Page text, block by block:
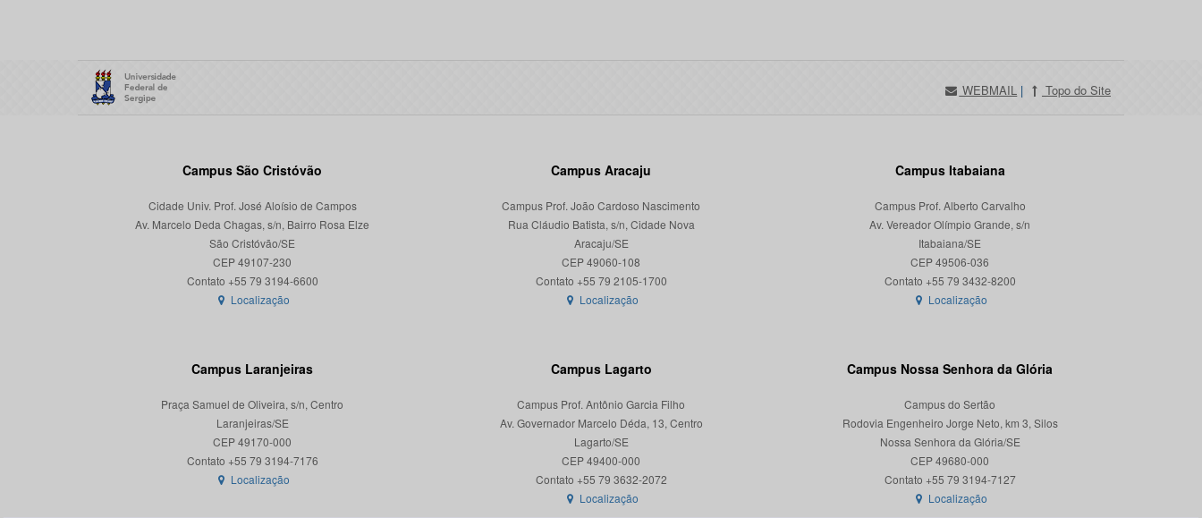
WEBMAIL | Topo do Site
Campus São Cristóvão
Cidade Univ. Prof. José Aloísio de Campos
Av. Marcelo Deda Chagas, s/n, Bairro Rosa Elze
São Cristóvão/SE
CEP 49107-230
Localização
Campus Aracaju
Campus Prof. João Cardoso Nascimento
Rua Cláudio Batista, s/n, Cidade Nova
Aracaju/SE
CEP 49060-108
Localização
Campus Itabaiana
Campus Prof. Alberto Carvalho
Av. Vereador Olímpio Grande, s/n
Itabaiana/SE
CEP 49506-036
Localização
Campus Laranjeiras
Praça Samuel de Oliveira, s/n, Centro
Laranjeiras/SE
CEP 49170-000
Localização
Campus Lagarto
Campus Prof. Antônio Garcia Filho
Av. Governador Marcelo Déda, 13, Centro
Lagarto/SE
CEP 49400-000
Localização
Campus Nossa Senhora da Glória
Campus do Sertão
Rodovia Engenheiro Jorge Neto, km 3, Silos
Nossa Senhora da Glória/SE
CEP 49680-000
Contato +55 79 3194-7127
Localização